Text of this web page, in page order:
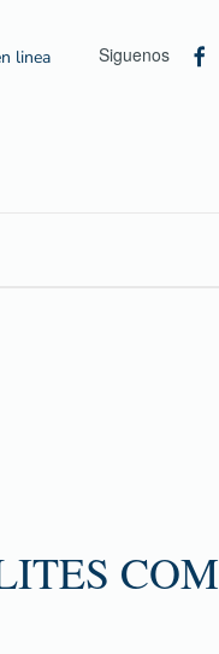
linea Siguenos